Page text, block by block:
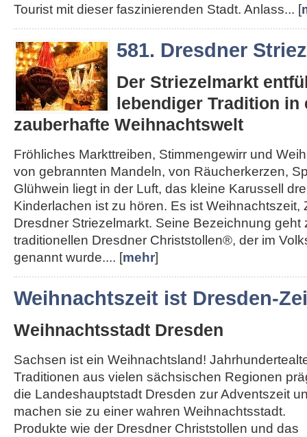
Tourist mit dieser faszinierenden Stadt. Anlass... [
581. Dresdner
Der Striezelmarkt
lebendiger Tradition in
zauberhafte Weihnachtswelt
Fröhliches Markttreiben, Stimmengewirr und
von gebrannten Mandeln, von Räucherkerzen,
Glühwein liegt in der Luft, das kleine Karussell
Kinderlachen ist zu hören. Es ist Weihnachtszeit,
Dresdner Striezelmarkt. Seine Bezeichnung
traditionellen Dresdner Christstollen®, der im
genannt wurde.... [mehr]
Weihnachtszeit ist Dresden-
Weihnachtsstadt Dresden
Sachsen ist ein Weihnachtsland!
Traditionen aus vielen sächsischen Regionen
die Landeshauptstadt Dresden zur Adventszeit
machen sie zu einer wahren Weihnachtsstadt.
Produkte wie der Dresdner Christstollen und das